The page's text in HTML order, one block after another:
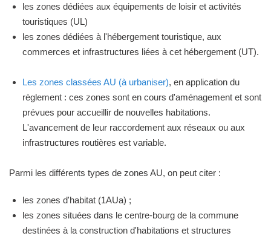
les zones dédiées aux équipements de loisir et activités
touristiques (UL)
les zones dédiées à l'hébergement touristique, aux
commerces et infrastructures liées à cet hébergement (UT).
Les zones classées AU (à urbaniser), en application du
règlement : ces zones sont en cours d'aménagement et sont
prévues pour accueillir de nouvelles habitations.
L'avancement de leur raccordement aux réseaux ou aux
infrastructures routières est variable.
Parmi les différents types de zones AU, on peut citer :
les zones d'habitat (1AUa) ;
les zones situées dans le centre-bourg de la commune
destinées à la construction d'habitations et structures